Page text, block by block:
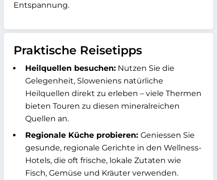
Entspannung.
Praktische Reisetipps
Heilquellen besuchen: Nutzen Sie die
Gelegenheit, Sloweniens natürliche
Heilquellen direkt zu erleben – viele Thermen
bieten Touren zu diesen mineralreichen
Quellen an.
Regionale Küche probieren: Geniessen Sie
gesunde, regionale Gerichte in den Wellness-
Hotels, die oft frische, lokale Zutaten wie
Fisch, Gemüse und Kräuter verwenden.